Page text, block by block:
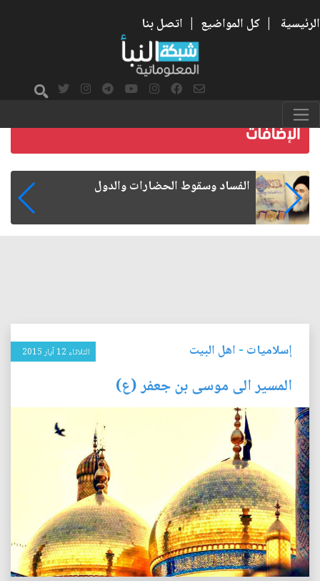
الرئيسية | كل المواضيع | اتصل بنا
رواتب الموظفين على صفيح ساخن
إسلاميات - اهل البيت الثلاثاء 12 آيار 2015
المسير الى موسى بن جعفر (ع)